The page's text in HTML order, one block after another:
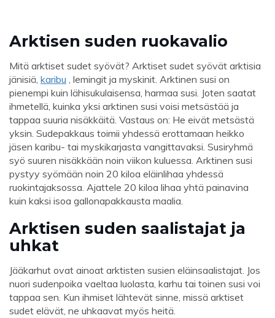
Arktisen suden ruokavalio
Mitä arktiset sudet syövät? Arktiset sudet syövät arktisia
jänisiä, karibu , lemingit ja myskinit. Arktinen susi on
pienempi kuin lähisukulaisensa, harmaa susi. Joten saatat
ihmetellä, kuinka yksi arktinen susi voisi metsästää ja
tappaa suuria nisäkkäitä. Vastaus on: He eivät metsästä
yksin. Sudepakkaus toimii yhdessä erottamaan heikko
jäsen karibu- tai myskikarjasta vangittavaksi. Susiryhmä
syö suuren nisäkkään noin viikon kuluessa. Arktinen susi
pystyy syömään noin 20 kiloa eläinlihaa yhdessä
ruokintajaksossa. Ajattele 20 kiloa lihaa yhtä painavina
kuin kaksi isoa gallonapakkausta maalia.
Arktisen suden saalistajat ja
uhkat
Jääkarhut ovat ainoat arktisten susien eläinsaalistajat. Jos
nuori sudenpoika vaeltaa luolasta, karhu tai toinen susi voi
tappaa sen. Kun ihmiset lähtevät sinne, missä arktiset
sudet elävät, ne uhkaavat myös heitä.